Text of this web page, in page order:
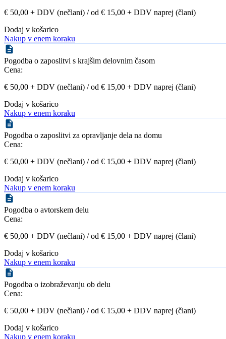
€ 50,00 + DDV (nečlani) / od € 15,00 + DDV naprej (člani)
Dodaj v košarico
Nakup v enem koraku
Pogodba o zaposlitvi s krajšim delovnim časom
Cena:
€ 50,00 + DDV (nečlani) / od € 15,00 + DDV naprej (člani)
Dodaj v košarico
Nakup v enem koraku
Pogodba o zaposlitvi za opravljanje dela na domu
Cena:
€ 50,00 + DDV (nečlani) / od € 15,00 + DDV naprej (člani)
Dodaj v košarico
Nakup v enem koraku
Pogodba o avtorskem delu
Cena:
€ 50,00 + DDV (nečlani) / od € 15,00 + DDV naprej (člani)
Dodaj v košarico
Nakup v enem koraku
Pogodba o izobraževanju ob delu
Cena:
€ 50,00 + DDV (nečlani) / od € 15,00 + DDV naprej (člani)
Dodaj v košarico
Nakup v enem koraku